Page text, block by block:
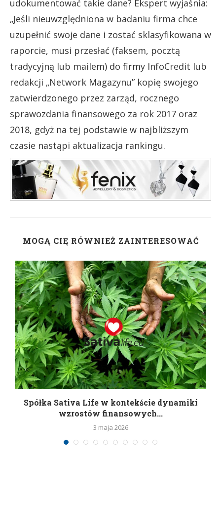
udokumentować takie dane? Ekspert wyjaśnia:
„Jeśli nieuwzględniona w badaniu firma chce
uzupełnić swoje dane i zostać sklasyfikowana w
raporcie, musi przesłać (faksem, pocztą
tradycyjną lub mailem) do firmy InfoCredit lub
redakcji „Network Magazynu” kopię swojego
zatwierdzonego przez zarząd, rocznego
sprawozdania finansowego za rok 2017 oraz
2018, gdyż na tej podstawie w najbliższym
czasie nastąpi aktualizacja rankingu.
MOGĄ CIĘ RÓWNIEŻ ZAINTERESOWAĆ
Spółka Sativa Life w kontekście dynamiki
wzrostów finansowych...
3 maja 2026